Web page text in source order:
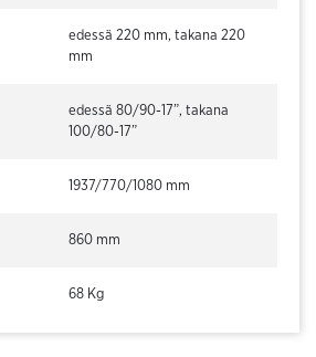
edessä 220 mm, takana 220
mm
edessä 80/90-17”, takana
100/80-17”
1937/770/1080 mm
860 mm
68 Kg